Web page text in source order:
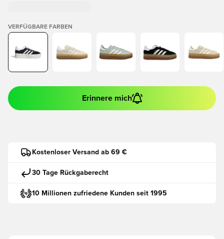
VERFÜGBARE FARBEN
Erinnere mich
Kostenloser Versand ab 69 €
30 Tage Rückgaberecht
10 Millionen zufriedene Kunden seit 1995